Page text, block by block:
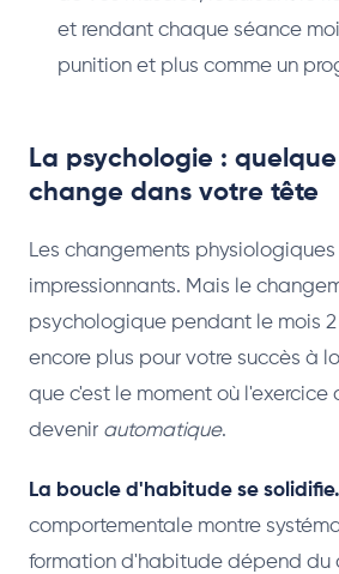
et rendant chaque séance
punition et plus comme un
La psychologie :
change dans votre tête
Les changements
impressionnants. Mais le
psychologique pendant le mois
encore plus pour votre succès à
que c'est le moment où l'exercice
devenir automatique.
La boucle d'habitude se solidifie.
comportementale montre
formation d'habitude dépend du